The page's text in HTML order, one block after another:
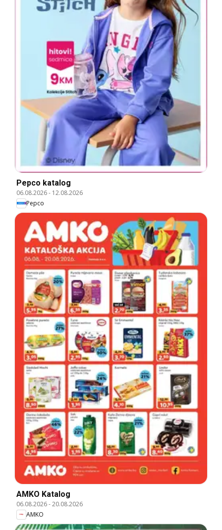
Pepco katalog
06.08.2026- 12.08.2026
Pepco
AMKO Katalog
06.08.2026-20.08.2026
AMKO